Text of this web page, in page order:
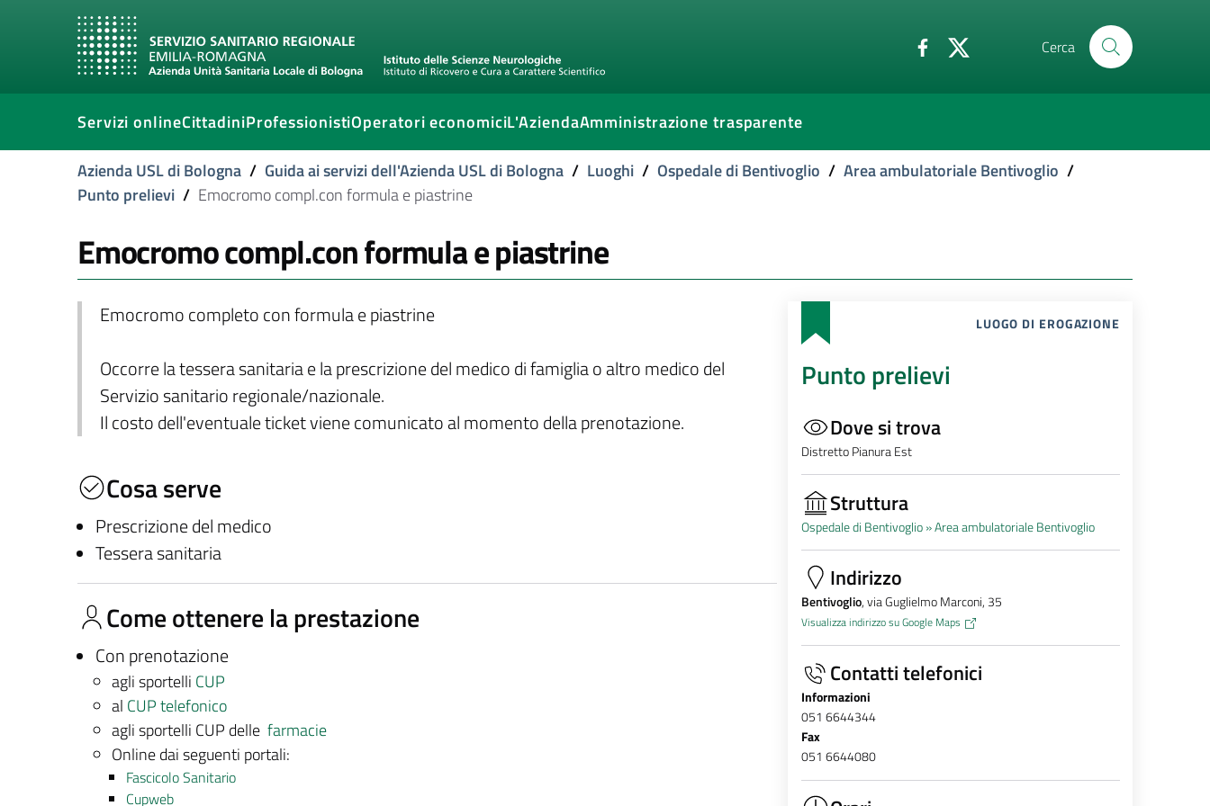
Cerca
Servizi onlineCittadiniProfessionistiOperatori economiciL'AziendaAmministrazione trasparente
Azienda USL di Bologna / Guida ai servizi dell'Azienda USL di Bologna / Luoghi / Ospedale di Bentivoglio / Area ambulatoriale Bentivoglio /
Punto prelievi / Emocromo compl.con formula e piastrine
Emocromo compl.con formula e piastrine
Emocromo completo con formula e piastrine
Occorre la tessera sanitaria e la prescrizione del medico di famiglia o altro medico del
Servizio sanitario regionale/nazionale.
Il costo dell'eventuale ticket viene comunicato al momento della prenotazione.
Cosa serve
Prescrizione del medico
Tessera sanitaria
Come ottenere la prestazione
Con prenotazione
agli sportelli CUP
al CUP telefonico
agli sportelli CUP delle farmacie
Online dai seguenti portali:
Fascicolo Sanitario
Cupweb
LUOGO DI EROGAZIONE
Punto prelievi
Dove si trova
Distretto Pianura Est
Struttura
Ospedale di Bentivoglio »Area ambulatoriale Bentivoglio
Indirizzo
Bentivoglio, via Guglielmo Marconi, 35
Visualizza indirizzo su Google Maps
Contatti telefonici
Informazioni
051 6644344
Fax
051 6644080